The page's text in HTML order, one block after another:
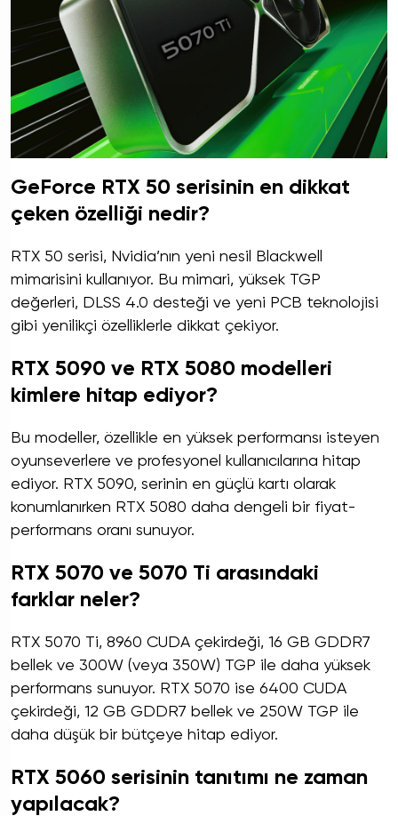
GeForce RTX 50 serisinin en dikkat
çeken özelliği nedir?
RTX 50 serisi, Nvidia’nın yeni nesil Blackwell
mimarisini kullanıyor. Bu mimari, yüksek TGP
değerleri, DLSS 4.0 desteği ve yeni PCB teknolojisi
gibi yenilikçi özelliklerle dikkat çekiyor.
RTX 5090 ve RTX 5080 modelleri
kimlere hitap ediyor?
Bu modeller, özellikle en yüksek performansı isteyen
oyunseverlere ve profesyonel kullanıcılarına hitap
ediyor. RTX 5090, serinin en güçlü kartı olarak
konumlanırken RTX 5080 daha dengeli bir fiyat-
performans oranı sunuyor.
RTX 5070 ve 5070 Ti arasındaki
farklar neler?
RTX 5070 Ti, 8960 CUDA çekirdeği, 16 GB GDDR7
bellek ve 300W (veya 350W) TGP ile daha yüksek
performans sunuyor. RTX 5070 ise 6400 CUDA
çekirdeği, 12 GB GDDR7 bellek ve 250W TGP ile
daha düşük bir bütçeye hitap ediyor.
RTX 5060 serisinin tanıtımı ne zaman
yapılacak?